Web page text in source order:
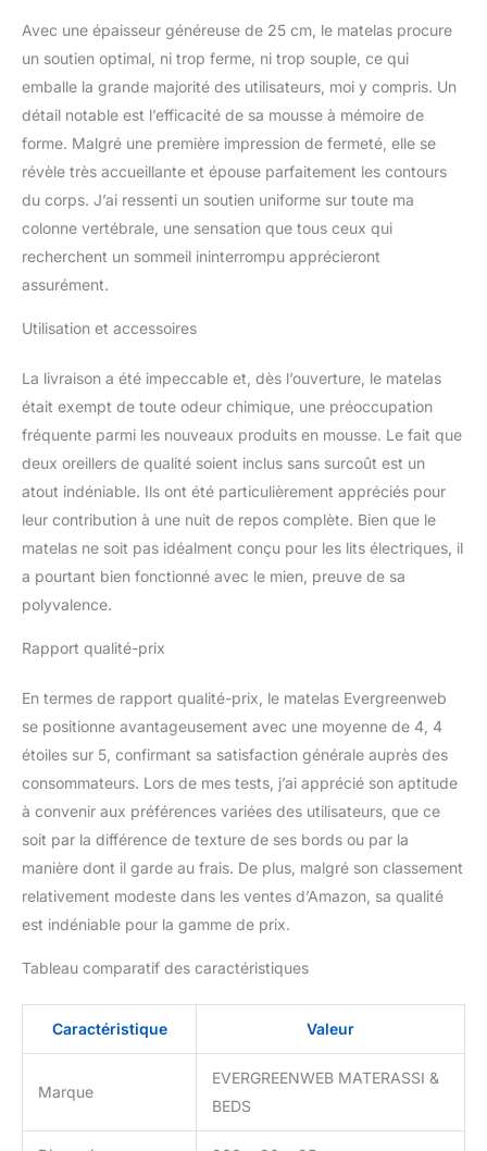
BIG FASHION MEMORY
hauteur avec Double
face en Mousse à
Mémoire de Forme et
Mousse d’Eau
Orthopédique.
Certification CE
Certifié OEKO-TEX
Standard 100 Classe 1 et
ISO 9001. Nos produits
portée à la sécurité des
enfants.
Surmatelas
Indéformable et Auto-
Modelante grâce à un
traitement spécial de la
Mousse à Mémoire de
forme, garantissant un
équilibre parfait entre
confort et soutien du
cervicales et les maux de
dos.
Housse offre un
Effet Massant, avec une
Enveloppe Respirante,
Hypoallergénique et
Anti-Acariens. Matelas
équipé de 4 poignées
latérales pour faciliter le
déplacement. Matelas
Orthopédique à 7 zones
de confort différenciées,
adapté à un poids
personne, Fermeté
100%
Fabriqué en Italie.
Matelas expédié et livré
roulé et emballé sous
coffret, Facile à
Avec une épaisseur généreuse de 25 cm, le matelas procure
un soutien optimal, ni trop ferme, ni trop souple, ce qui
emballe la grande majorité des utilisateurs, moi y compris. Un
détail notable est l’efficacité de sa mousse à mémoire de
forme. Malgré une première impression de fermeté, elle se
révèle très accueillante et épouse parfaitement les contours
du corps. J’ai ressenti un soutien uniforme sur toute ma
colonne vertébrale, une sensation que tous ceux qui
recherchent un sommeil ininterrompu apprécieront
assurément.
Utilisation et accessoires
La livraison a été impeccable et, dès l’ouverture, le matelas
était exempt de toute odeur chimique, une préoccupation
fréquente parmi les nouveaux produits en mousse. Le fait que
deux oreillers de qualité soient inclus sans surcoût est un
atout indéniable. Ils ont été particulièrement appréciés pour
leur contribution à une nuit de repos complète. Bien que le
matelas ne soit pas idéalment conçu pour les lits électriques, il
a pourtant bien fonctionné avec le mien, preuve de sa
polyvalence.
Rapport qualité-prix
En termes de rapport qualité-prix, le matelas Evergreenweb
se positionne avantageusement avec une moyenne de 4, 4
étoiles sur 5, confirmant sa satisfaction générale auprès des
consommateurs. Lors de mes tests, j’ai apprécié son aptitude
à convenir aux préférences variées des utilisateurs, que ce
soit par la différence de texture de ses bords ou par la
manière dont il garde au frais. De plus, malgré son classement
relativement modeste dans les ventes d’Amazon, sa qualité
est indéniable pour la gamme de prix.
Tableau comparatif des caractéristiques
Caractéristique Valeur
Marque
EVERGREENWEB MATERASSI &
BEDS